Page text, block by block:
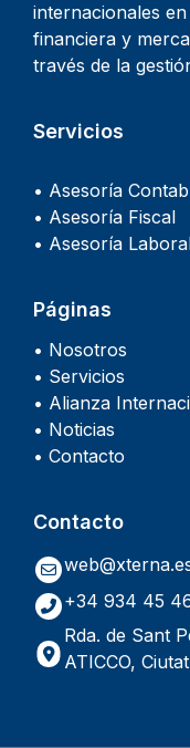
internacionales
financiera y
través de la
Servicios
• Asesoría
• Asesoría Fiscal
• Asesoría
Páginas
• Nosotros
• Servicios
• Alianza
• Noticias
• Contacto
Contacto
+34 934 45
Rda. de Sant
ATICCO,